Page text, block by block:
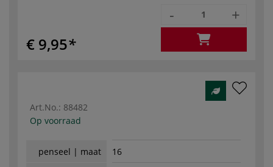
€ 9,95
- +
Art.No.: 88482
Op voorraad
penseel | maat
16